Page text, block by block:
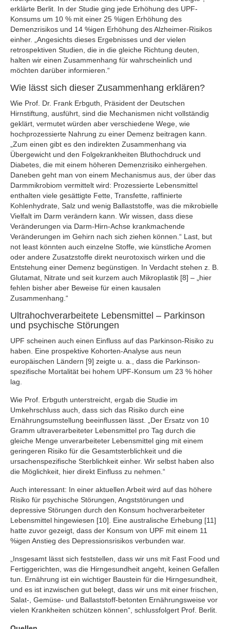
erklärte Berlit. In der Studie ging jede Erhöhung des UPF-
Konsums um 10 % mit einer 25 %igen Erhöhung des
Demenzrisikos und 14 %igen Erhöhung des Alzheimer-Risikos
einher. „Angesichts dieses Ergebnisses und der vielen
retrospektiven Studien, die in die gleiche Richtung deuten,
halten wir einen Zusammenhang für wahrscheinlich und
möchten darüber informieren.“
Wie lässt sich dieser Zusammenhang erklären?
Wie Prof. Dr. Frank Erbguth, Präsident der Deutschen
Hirnstiftung, ausführt, sind die Mechanismen nicht vollständig
geklärt, vermutet würden aber verschiedene Wege, wie
hochprozessierte Nahrung zu einer Demenz beitragen kann.
„Zum einen gibt es den indirekten Zusammenhang via
Übergewicht und den Folgekrankheiten Bluthochdruck und
Diabetes, die mit einem höheren Demenzrisiko einhergehen.
Daneben geht man von einem Mechanismus aus, der über das
Darmmikrobiom vermittelt wird: Prozessierte Lebensmittel
enthalten viele gesättigte Fette, Transfette, raffinierte
Kohlenhydrate, Salz und wenig Ballaststoffe, was die mikrobielle
Vielfalt im Darm verändern kann. Wir wissen, dass diese
Veränderungen via Darm-Hirn-Achse krankmachende
Veränderungen im Gehirn nach sich ziehen können.“ Last, but
not least könnten auch einzelne Stoffe, wie künstliche Aromen
oder andere Zusatzstoffe direkt neurotoxisch wirken und die
Entstehung einer Demenz begünstigen. In Verdacht stehen z. B.
Glutamat, Nitrate und seit kurzem auch Mikroplastik [8] – „hier
fehlen bisher aber Beweise für einen kausalen
Zusammenhang.“
Ultrahochverarbeitete Lebensmittel – Parkinson
und psychische Störungen
UPF scheinen auch einen Einfluss auf das Parkinson-Risiko zu
haben. Eine prospektive Kohorten-Analyse aus neun
europäischen Ländern [9] zeigte u. a., dass die Parkinson-
spezifische Mortalität bei hohem UPF-Konsum um 23 % höher
lag.
Wie Prof. Erbguth unterstreicht, ergab die Studie im
Umkehrschluss auch, dass sich das Risiko durch eine
Ernährungsumstellung beeinflussen lässt. „Der Ersatz von 10
Gramm ultraverarbeiteter Lebensmittel pro Tag durch die
gleiche Menge unverarbeiteter Lebensmittel ging mit einem
geringeren Risiko für die Gesamtsterblichkeit und die
ursachenspezifische Sterblichkeit einher. Wir selbst haben also
die Möglichkeit, hier direkt Einfluss zu nehmen.“
Auch interessant: In einer aktuellen Arbeit wird auf das höhere
Risiko für psychische Störungen, Angststörungen und
depressive Störungen durch den Konsum hochverarbeiteter
Lebensmittel hingewiesen [10]. Eine australische Erhebung [11]
hatte zuvor gezeigt, dass der Konsum von UPF mit einem 11
%igen Anstieg des Depressionsrisikos verbunden war.
„Insgesamt lässt sich feststellen, dass wir uns mit Fast Food und
Fertiggerichten, was die Hirngesundheit angeht, keinen Gefallen
tun. Ernährung ist ein wichtiger Baustein für die Hirngesundheit,
und es ist inzwischen gut belegt, dass wir uns mit einer frischen,
Salat-, Gemüse- und Ballaststoff-betonten Ernährungsweise vor
vielen Krankheiten schützen können“, schlussfolgert Prof. Berlit.